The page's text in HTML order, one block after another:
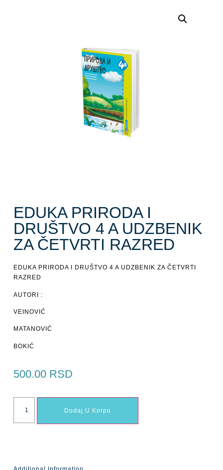
EDUKA PRIRODA I
DRUŠTVO 4 A UDZBENIK
ZA ČETVRTI RAZRED
EDUKA PRIRODA I DRUŠTVO 4 A UDZBENIK ZA ČETVRTI
RAZRED
AUTORI :
VEINOVIĆ
MATANOVIĆ
BOKIĆ
500.00 RSD
Dodaj U Korpu